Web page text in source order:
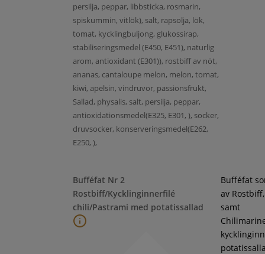
persilja, peppar, libbsticka, rosmarin,
spiskummin, vitlök), salt, rapsolja, lök,
tomat, kycklingbuljong, glukossirap,
stabiliseringsmedel (E450, E451), naturlig
arom, antioxidant (E301)), rostbiff av nöt,
ananas, cantaloupe melon, melon, tomat,
kiwi, apelsin, vindruvor, passionsfrukt,
Sallad, physalis, salt, persilja, peppar,
antioxidationsmedel(E325, E301, ), socker,
druvsocker, konserveringsmedel(E262,
E250, ),
Bufféfat Nr 2
Rostbiff/Kycklinginnerfilé
chili/Pastrami med potatissallad
Bufféfat
av
samt